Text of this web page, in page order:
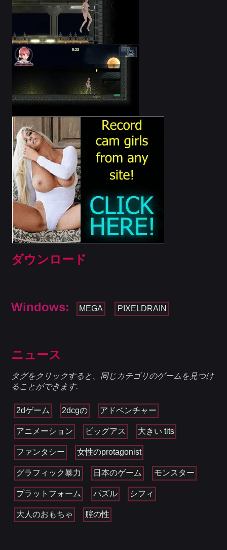
ダウンロード
Windows: MEGA PIXELDRAIN
ニュース
タグをクリックすると、同じカテゴリのゲームを見つけ
ることができます.
2dゲーム 2dcgの アドベンチャー
アニメーション ビッグアス 大きい tits
ファンタシー 女性のprotagonist
グラフィック暴力 日本のゲーム モンスター
プラットフォーム パズル シフィ
大人のおもちゃ 腟の性